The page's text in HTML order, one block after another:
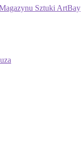
Sztuki ArtBay